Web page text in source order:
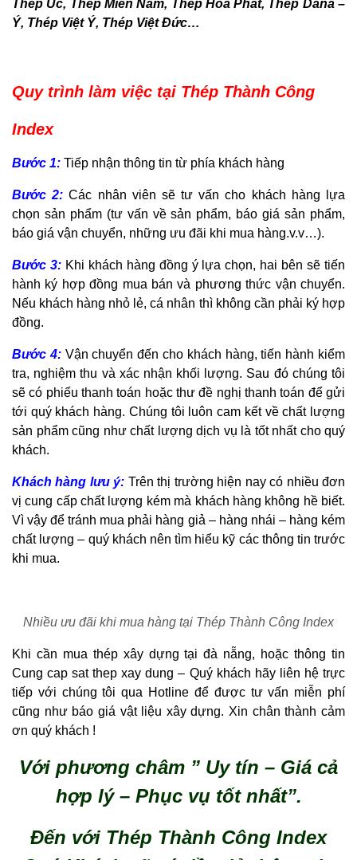
Thép Úc, Thép Miền Nam, Thép Hòa Phát, Thép Dana –
Ý, Thép Việt Ý, Thép Việt Đức…
Quy trình làm việc tại Thép Thành Công
Index
Bước 1: Tiếp nhận thông tin từ phía khách hàng
Bước 2: Các nhân viên sẽ tư vấn cho khách hàng lựa
chọn sản phẩm (tư vấn về sản phẩm, báo giá sản phẩm,
báo giá vận chuyển, những ưu đãi khi mua hàng.v.v…).
Bước 3:Khi khách hàng đồng ý lựa chọn, hai bên sẽ tiến
hành ký hợp đồng mua bán và phương thức vận chuyển.
Nếu khách hàng nhỏ lẻ, cá nhân thì không cần phải ký hợp
đồng.
Bước 4: Vận chuyển đến cho khách hàng, tiến hành kiểm
tra, nghiệm thu và xác nhận khối lượng. Sau đó chúng tôi
sẽ có phiếu thanh toán hoặc thư đề nghị thanh toán để gửi
tới quý khách hàng. Chúng tôi luôn cam kết về chất lượng
sản phẩm cũng như chất lượng dịch vụ là tốt nhất cho quý
khách.
Khách hàng lưu ý: Trên thị trường hiện nay có nhiều đơn
vị cung cấp chất lượng kém mà khách hàng không hề biết.
Vì vậy để tránh mua phải hàng giả – hàng nhái – hàng kém
chất lượng – quý khách nên tìm hiểu kỹ các thông tin trước
khi mua.
Nhiều ưu đãi khi mua hàng tại Thép Thành Công Index
Khi cần mua thép xây dựng tại đà nẵng, hoặc thông tin
Cung cap sat thep xay dung – Quý khách hãy liên hệ trực
tiếp với chúng tôi qua Hotline để được tư vấn miễn phí
cũng như báo giá vật liệu xây dựng. Xin chân thành cảm
ơn quý khách !
Với phương châm ” Uy tín – Giá cả
hợp lý – Phục vụ tốt nhất”.
Đến với Thép Thành Công Index